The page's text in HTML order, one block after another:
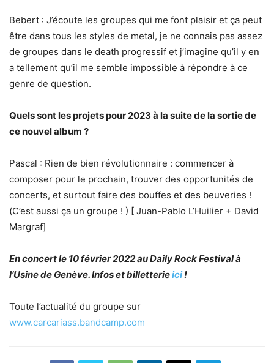
Bebert : J’écoute les groupes qui me font plaisir et ça peut
être dans tous les styles de metal, je ne connais pas assez
de groupes dans le death progressif et j’imagine qu’il y en
a tellement qu’il me semble impossible à répondre à ce
genre de question.
Quels sont les projets pour 2023 à la suite de la sortie de
ce nouvel album ?
Pascal : Rien de bien révolutionnaire : commencer à
composer pour le prochain, trouver des opportunités de
concerts, et surtout faire des bouffes et des beuveries !
(C’est aussi ça un groupe ! ) [ Juan-Pablo L’Huilier + David
Margraf]
En concert le 10 février 2022 au Daily Rock Festival à
l’Usine de Genève. Infos et billetterieici!
Toute l’actualité du groupe sur
www.carcariass.bandcamp.com